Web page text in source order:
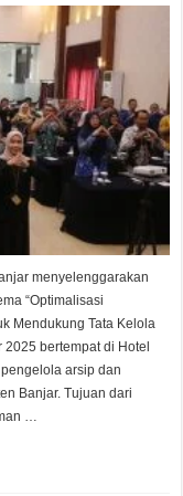
Kearsipan
menyelenggarakan
“Optimalisasi
Mendukung Tata Kelola
2025 bertempat di Hotel
arsip dan
Banjar. Tujuan dari
…